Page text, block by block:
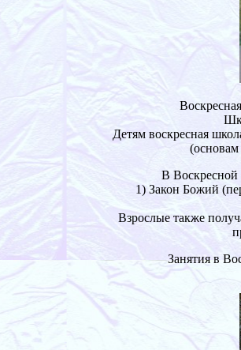
Детям воскресная
(основам
В Воскресной
1) Закон Божий
Взрослые также
Занятия в